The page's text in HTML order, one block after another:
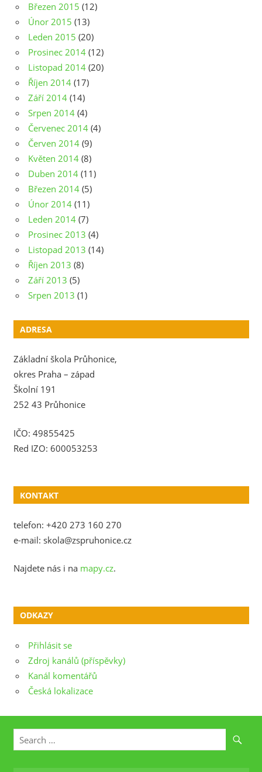
Březen 2015 (12)
Únor 2015 (13)
Leden 2015 (20)
Prosinec 2014 (12)
Listopad 2014 (20)
Říjen 2014 (17)
Září 2014 (14)
Srpen 2014 (4)
Červenec 2014 (4)
Červen 2014 (9)
Květen 2014 (8)
Duben 2014 (11)
Březen 2014 (5)
Únor 2014 (11)
Leden 2014 (7)
Prosinec 2013 (4)
Listopad 2013 (14)
Říjen 2013 (8)
Září 2013 (5)
Srpen 2013 (1)
ADRESA
Základní škola Průhonice,
okres Praha – západ
Školní 191
252 43 Průhonice
IČO: 49855425
Red IZO: 600053253
KONTAKT
telefon: +420 273 160 270
e-mail: skola@zspruhonice.cz
Najdete nás i na mapy.cz.
ODKAZY
Přihlásit se
Zdroj kanálů (příspěvky)
Kanál komentářů
Česká lokalizace